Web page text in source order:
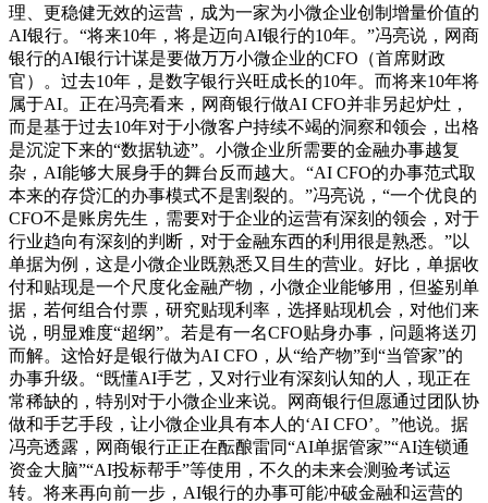
理、更稳健无效的运营，成为一家为小微企业创制增量价值的
AI银行。“将来10年，将是迈向AI银行的10年。”冯亮说，网商
银行的AI银行计谋是要做万万小微企业的CFO（首席财政
官）。过去10年，是数字银行兴旺成长的10年。而将来10年将
属于AI。正在冯亮看来，网商银行做AI CFO并非另起炉灶，
而是基于过去10年对于小微客户持续不竭的洞察和领会，出格
是沉淀下来的“数据轨迹”。小微企业所需要的金融办事越复
杂，AI能够大展身手的舞台反而越大。“AI CFO的办事范式取
本来的存贷汇的办事模式不是割裂的。”冯亮说，“一个优良的
CFO不是账房先生，需要对于企业的运营有深刻的领会，对于
行业趋向有深刻的判断，对于金融东西的利用很是熟悉。”以
单据为例，这是小微企业既熟悉又目生的营业。好比，单据收
付和贴现是一个尺度化金融产物，小微企业能够用，但鉴别单
据，若何组合付票，研究贴现利率，选择贴现机会，对他们来
说，明显难度“超纲”。若是有一名CFO贴身办事，问题将送刃
而解。这恰好是银行做为AI CFO，从“给产物”到“当管家”的
办事升级。“既懂AI手艺，又对行业有深刻认知的人，现正在
常稀缺的，特别对于小微企业来说。网商银行但愿通过团队协
做和手艺手段，让小微企业具有本人的‘AI CFO’。”他说。据
冯亮透露，网商银行正正在酝酿雷同“AI单据管家”“AI连锁通
资金大脑”“AI投标帮手”等使用，不久的未来会测验考试运
转。将来再向前一步，AI银行的办事可能冲破金融和运营的